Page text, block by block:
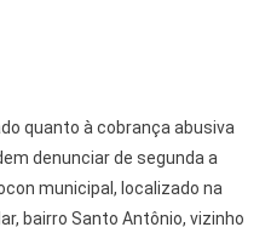
quanto à cobrança abusiva
denunciar de segunda a
municipal, localizado na
bairro Santo Antônio, vizinho